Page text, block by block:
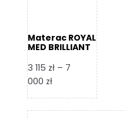
Materac ROYAL
MED BRILLIANT
3 115 zł – 7
000 złZakres
od